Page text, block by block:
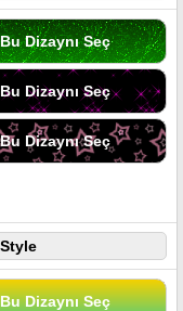
Bu Dizaynı Seç
Bu Dizaynı Seç
Bu Dizaynı Seç
Bu Dizaynı Seç